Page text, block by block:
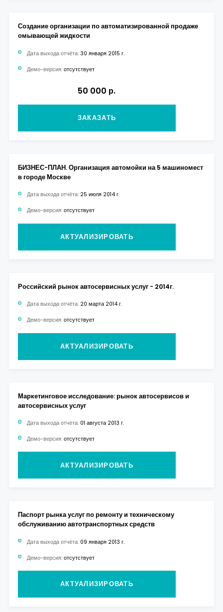
Создание организации по автоматизированной продаже
омывающей жидкости
Дата выхода отчёта: 30 января 2015 г.
Демо-версия: отсутствует
50 000 р.
ЗАКАЗАТЬ
БИЗНЕС-ПЛАН. Организация автомойки на 5 машиномест
в городе Москве
Дата выхода отчёта: 25 июля 2014 г.
Демо-версия: отсутствует
АКТУАЛИЗИРОВАТЬ
Российский рынок автосервисных услуг - 2014г.
Дата выхода отчёта: 20 марта 2014 г.
Демо-версия: отсутствует
АКТУАЛИЗИРОВАТЬ
Маркетинговое исследование: рынок автосервисов и
автосервисных услуг
Дата выхода отчёта: 01 августа 2013 г.
Демо-версия: отсутствует
АКТУАЛИЗИРОВАТЬ
Паспорт рынка услуг по ремонту и техническому
обслуживанию автотранспортных средств
Дата выхода отчёта: 09 января 2013 г.
Демо-версия: отсутствует
АКТУАЛИЗИРОВАТЬ